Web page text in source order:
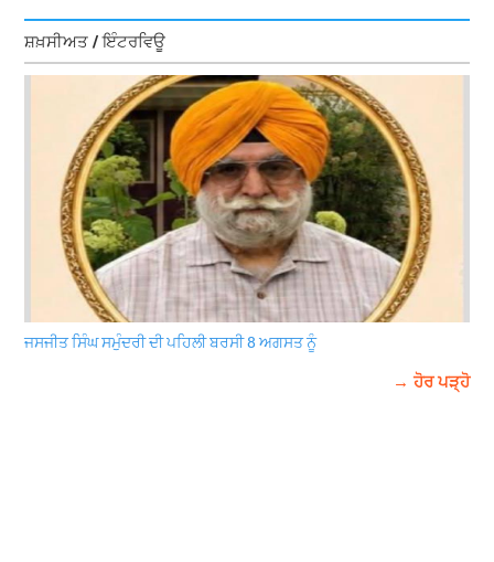
ਸ਼ਖ਼ਸੀਅਤ / ਇੰਟਰਵਿਊ
ਜਸਜੀਤ ਸਿੰਘ ਸਮੁੰਦਰੀ ਦੀ ਪਹਿਲੀ ਬਰਸੀ 8 ਅਗਸਤ ਨੂੰ
→ ਹੋਰ ਪੜ੍ਹੋ